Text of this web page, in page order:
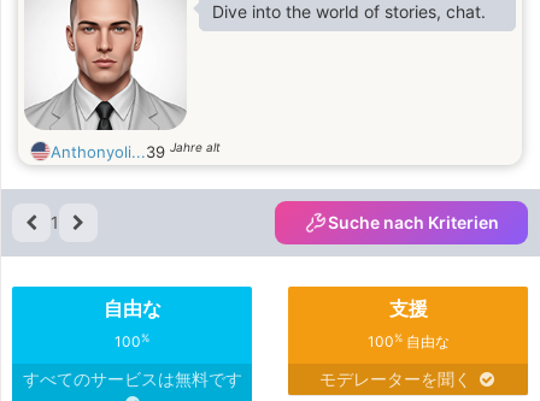
Dive into the world of stories, chat.
Anthonyoli...39 Jahre alt
1 Suche nach Kriterien
自由な
100%
すべてのサービスは無料です
支援
100%自由な
モデレーターを聞く